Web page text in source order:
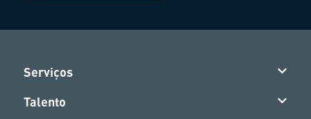
Serviços
Talento